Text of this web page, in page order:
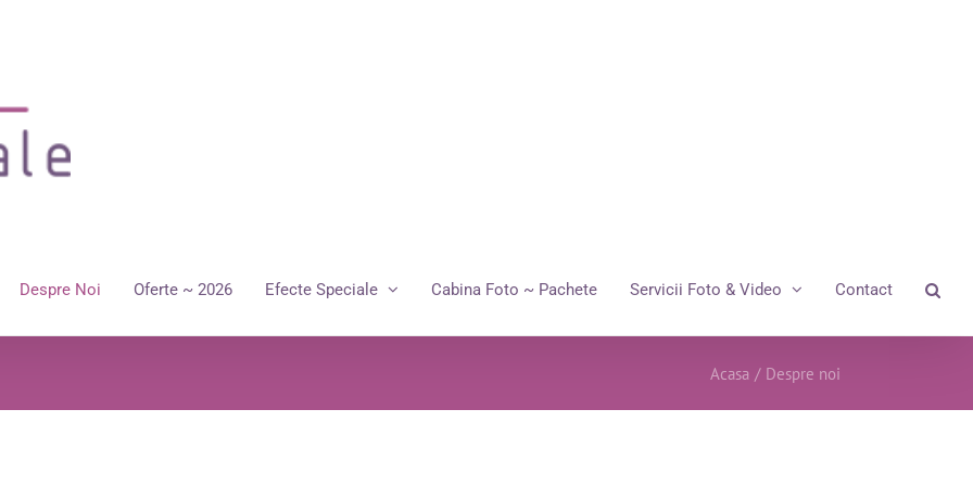
Despre Noi Oferte ~ 2026 Efecte Speciale Cabina Foto ~ Pachete Servicii Foto & Video Contact
Acasa / Despre noi